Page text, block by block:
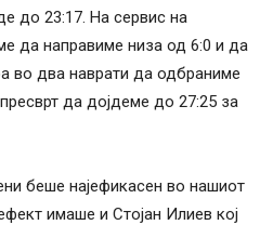
до 23:17. На сервис на
да направиме низа од 6:0 и да
во два наврати да одбраниме
да дојдеме до 27:25 за
беше најефикасен во нашиот
имаше и Стојан Илиев кој